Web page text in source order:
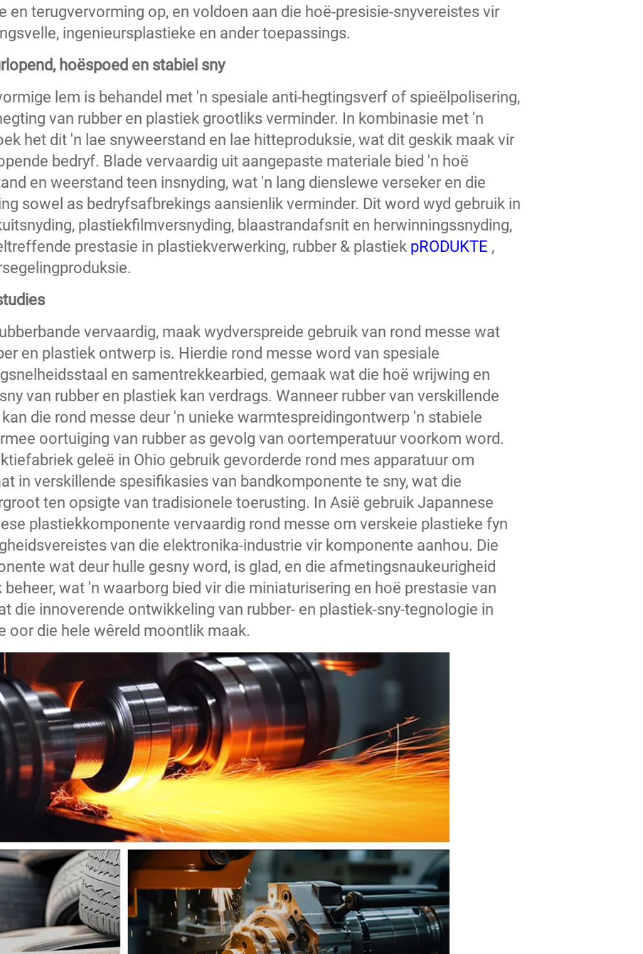
en terugvervorming op, en voldoen aan die hoë-presisie-snyvereistes vir
ingenieursplastieke en ander toepassings.
hoëspoed en stabiel sny
lem is behandel met 'n spesiale anti-hegtingsverf of spieëlpolisering,
van rubber en plastiek grootliks verminder. In kombinasie met 'n
het dit 'n lae snyweerstand en lae hitteproduksie, wat dit geskik maak vir
bedryf. Blade vervaardig uit aangepaste materiale bied 'n hoë
en weerstand teen insnyding, wat 'n lang dienslewe verseker en die
sowel as bedryfsafbrekings aansienlik verminder. Dit word wyd gebruik in
plastiekfilmversnyding, blaastrandafsnit en herwinningssnyding,
prestasie in plastiekverwerking, rubber & plastiek pRODUKTE ,
vervaardig, maak wydverspreide gebruik van rond messe wat
en plastiek ontwerp is. Hierdie rond messe word van spesiale
en samentrekkearbied, gemaak wat die hoë wrijwing en
van rubber en plastiek kan verdrags. Wanneer rubber van verskillende
die rond messe deur 'n unieke warmtespreidingontwerp 'n stabiele
oortuiging van rubber as gevolg van oortemperatuur voorkom word.
geleë in Ohio gebruik gevorderde rond mes apparatuur om
in verskillende spesifikasies van bandkomponente te sny, wat die
ten opsigte van tradisionele toerusting. In Asië gebruik Japannese
plastiekkomponente vervaardig rond messe om verskeie plastieke fyn
van die elektronika-industrie vir komponente aanhou. Die
wat deur hulle gesny word, is glad, en die afmetingsnaukeurigheid
wat 'n waarborg bied vir die miniaturisering en hoë prestasie van
die innoverende ontwikkeling van rubber- en plastiek-sny-tegnologie in
oor die hele wêreld moontlik maak.